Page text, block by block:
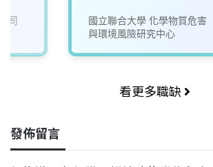
司
國立聯合大學 化學物質危害
與環境風險研究中心
看更多職缺
發佈留言